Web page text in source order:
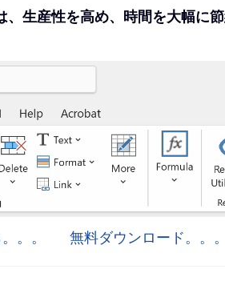
生産性を高め、時間を大幅に
。。 無料ダウンロード。。。